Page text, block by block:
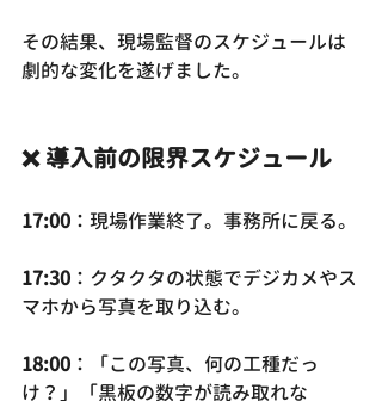
その結果、現場監督のスケジュールは
劇的な変化を遂げました。
❌ 導入前の限界スケジュール
17:00 ：現場作業終了。事務所に戻る。
17:30 ：クタクタの状態でデジカメやス
マホから写真を取り込む。
18:00 ：「この写真、何の工種だっ
け？」「黒板の数字が読み取れな